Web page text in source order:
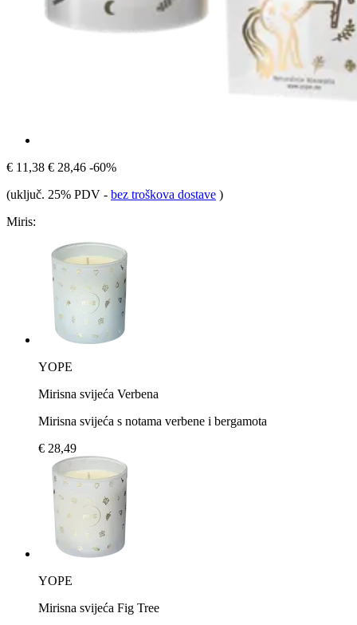
€ 11,38 € 28,46 -60%
(uključ. 25% PDV - bez troškova dostave )
Miris:
YOPE
Mirisna svijeća Verbena
Mirisna svijeća s notama verbene i bergamota
€ 28,49
YOPE
Mirisna svijeća Fig Tree